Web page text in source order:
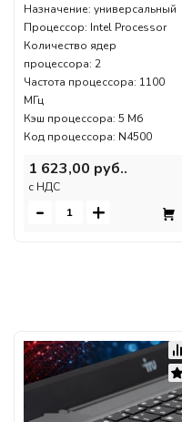
Назначение: универсальный
Процессор: Intel Processor
Количество ядер
процессора: 2
Частота процессора: 1100
МГц
Кэш процессора: 5 Мб
Код процессора: N4500
1 623,00 руб..
c НДС
- +